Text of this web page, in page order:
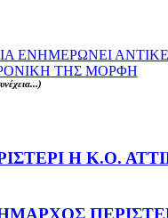
ΕΝΗΜΕΡΩΝΕΙ
ΤΗΣ ΜΟΡΦΗ
Η Κ.Ο.